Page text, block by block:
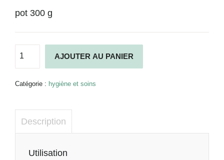
pot 300 g
de
Sels
de
AJOUTER AU PANIER
Catégorie : hygiène et soins
Description
Description
Utilisation